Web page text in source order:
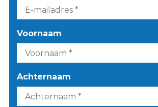
Voornaam
Achternaam